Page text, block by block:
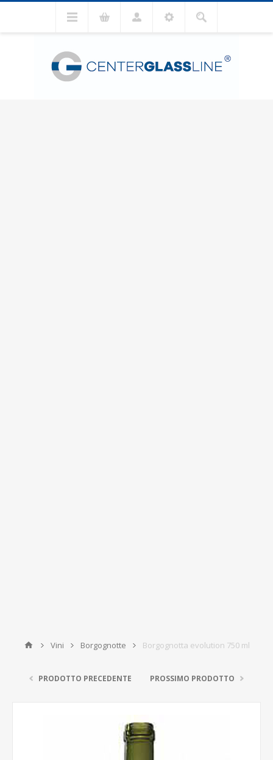
Vini Borgognotte Borgognotta evolution 750 ml
PRODOTTO PRECEDENTE PROSSIMO PRODOTTO